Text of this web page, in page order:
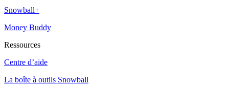
Snowball+
Money Buddy
Ressources
Centre d’aide
La boîte à outils Snowball